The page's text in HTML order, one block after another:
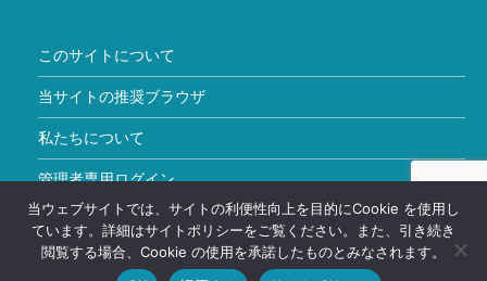
このサイトについて
当サイトの推奨ブラウザ
私たちについて
管理者専用ログイン
Copyright © ユネスコスクール All Rights Reserved.
当ウェブサイトでは、サイトの利便性向上を目的にCookie を使用し
ています。詳細はサイトポリシーをご覧ください。また、引き続き
閲覧する場合、Cookie の使用を承諾したものとみなされます。